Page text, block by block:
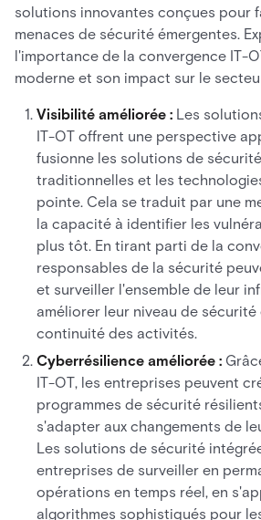
solutions innovantes conçues pour
menaces de sécurité émergentes.
l'importance de la convergence IT-
moderne et son impact sur le
Visibilité améliorée : Les
IT-OT offrent une perspective
fusionne les solutions de
traditionnelles et les
pointe. Cela se traduit par une
la capacité à identifier les
plus tôt. En tirant parti de la
responsables de la sécurité
et surveiller l'ensemble de leur
améliorer leur niveau de
continuité des activités.
Cyberrésilience améliorée :
IT-OT, les entreprises peuvent
programmes de sécurité
s'adapter aux changements de
Les solutions de sécurité
entreprises de surveiller en
opérations en temps réel, en
algorithmes sophistiqués pour